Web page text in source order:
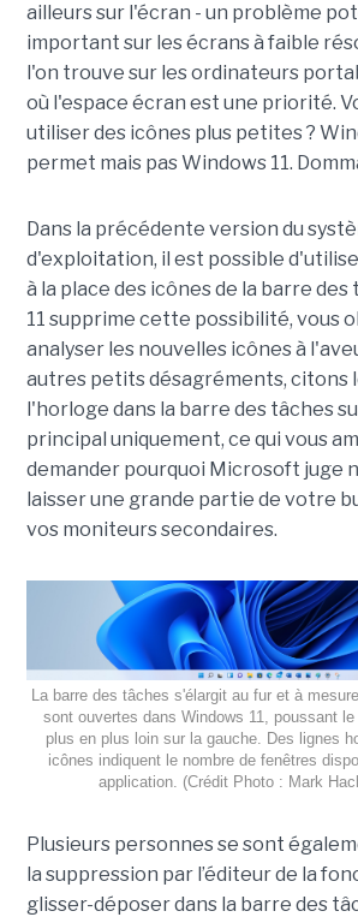
ailleurs sur l'écran - un problème
important sur les écrans à faible
l'on trouve sur les ordinateurs
où l'espace écran est une priorité.
utiliser des icônes plus petites ?
permet mais pas Windows 11.
Dans la précédente version du
d'exploitation, il est possible
à la place des icônes de la barre des
11 supprime cette possibilité, vous
analyser les nouvelles icônes à
autres petits désagréments, citons
l'horloge dans la barre des tâches
principal uniquement, ce qui vous
demander pourquoi Microsoft juge
laisser une grande partie de votre
vos moniteurs secondaires.
La barre des tâches s'élargit au fur et à
sont ouvertes dans Windows 11, poussant le
plus en plus loin sur la gauche. Des lignes
icônes indiquent le nombre de fenêtres
application. (Crédit Photo : Mark
Plusieurs personnes se sont
la suppression par l’éditeur de la
glisser-déposer dans la barre des